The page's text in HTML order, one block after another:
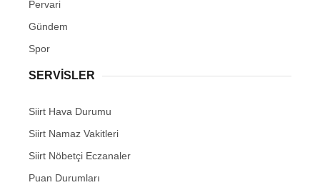
Pervari
Gündem
Spor
SERVİSLER
Siirt Hava Durumu
Siirt Namaz Vakitleri
Siirt Nöbetçi Eczanaler
Puan Durumları